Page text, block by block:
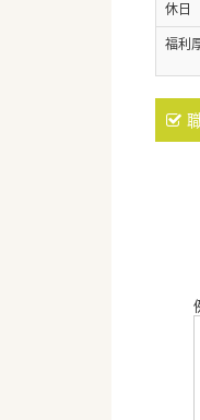
休日
福利